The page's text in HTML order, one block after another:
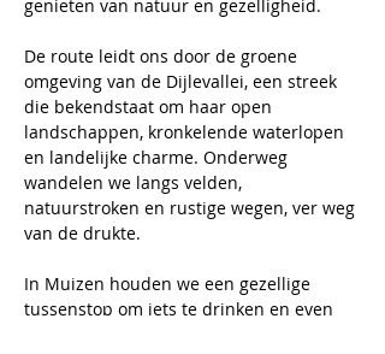
genieten van natuur en gezelligheid.
De route leidt ons door de groene
omgeving van de Dijlevallei, een streek
die bekendstaat om haar open
landschappen, kronkelende waterlopen
en landelijke charme. Onderweg
wandelen we langs velden,
natuurstroken en rustige wegen, ver weg
van de drukte.
In Muizen houden we een gezellige
tussenstop om iets te drinken en even